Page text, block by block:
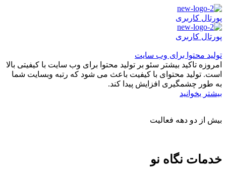
پورتال کاربری
پورتال کاربری
تولید محتوا برای وب سایت
امروزه تاکید بیشتر سئو بر تولید محتوا برای وب سایت با کیفیتی بالا
است. تولید محتوای با کیفیت باعث می شود که رتبه وبسایت شما
به طور چشمگیری افزایش پیدا کند.
بیشتر بخوانید
بیش از دو دهه فعالیت
خدمات نگاه نو